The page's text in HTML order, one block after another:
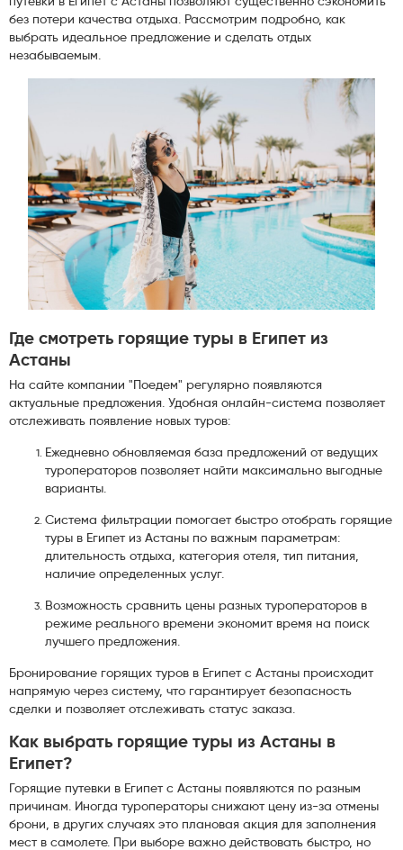
без потери качества отдыха. Рассмотрим подробно, как
выбрать идеальное предложение и сделать отдых
незабываемым.
Где смотреть горящие туры в Египет из
Астаны
На сайте компании "Поедем" регулярно появляются
актуальные предложения. Удобная онлайн-система позволяет
отслеживать появление новых туров:
Ежедневно обновляемая база предложений от ведущих
туроператоров позволяет найти максимально выгодные
варианты.
Система фильтрации помогает быстро отобрать горящие
туры в Египет из Астаны по важным параметрам:
длительность отдыха, категория отеля, тип питания,
наличие определенных услуг.
Возможность сравнить цены разных туроператоров в
режиме реального времени экономит время на поиск
лучшего предложения.
Бронирование горящих туров в Египет с Астаны происходит
напрямую через систему, что гарантирует безопасность
сделки и позволяет отслеживать статус заказа.
Как выбрать горящие туры из Астаны в
Египет?
Горящие путевки в Египет с Астаны появляются по разным
причинам. Иногда туроператоры снижают цену из-за отмены
брони, в других случаях это плановая акция для заполнения
мест в самолете. При выборе важно действовать быстро, но